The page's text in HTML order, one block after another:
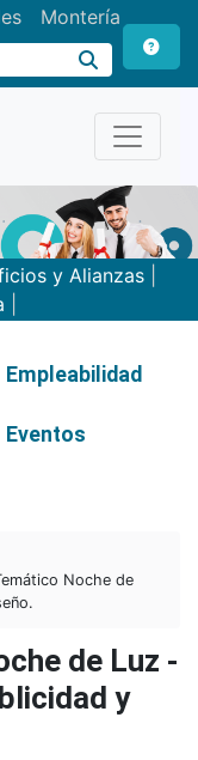
Montería
y Alianzas|
Empleabilidad
Eventos
Noche de
de Luz -
y